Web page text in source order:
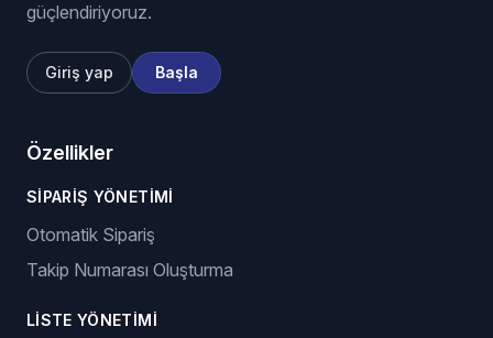
güçlendiriyoruz.
Giriş yap Başla
Özellikler
SIPARIŞ YÖNETIMI
Otomatik Sipariş
Takip Numarası Oluşturma
LISTE YÖNETIMI